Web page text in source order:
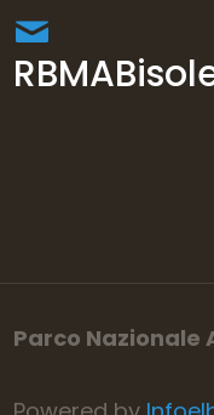
Parco Nazionale